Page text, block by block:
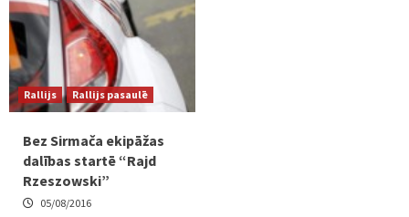
Rallijs Rallijs pasaulē
Bez Sirmača ekipāžas
dalības startē “Rajd
Rzeszowski”
05/08/2016